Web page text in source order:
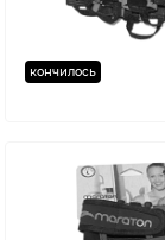
кончилось